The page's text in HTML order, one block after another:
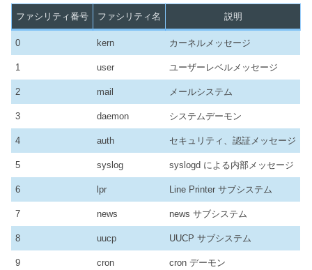
ファシリティ番号 ファシリティ名 説明
0 kern カーネルメッセージ
1 user ユーザーレベルメッセージ
2 mail メールシステム
3 daemon システムデーモン
4 auth セキュリティ、認証メッセージ
5 syslog syslogd による内部メッセージ
6 lpr Line Printer サブシステム
7 news news サブシステム
8 uucp UUCP サブシステム
9 cron cron デーモン